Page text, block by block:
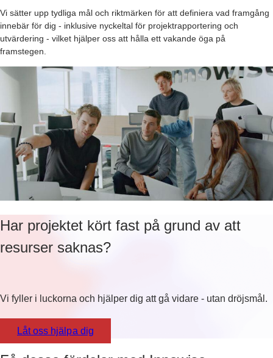
Vi sätter upp tydliga mål och riktmärken för att definiera vad framgång
innebär för dig - inklusive nyckeltal för projektrapportering och
utvärdering - vilket hjälper oss att hålla ett vakande öga på
framstegen.
Har projektet kört fast på grund av att
resurser saknas?
Vi fyller i luckorna och hjälper dig att gå vidare - utan dröjsmål.
Låt oss hjälpa dig